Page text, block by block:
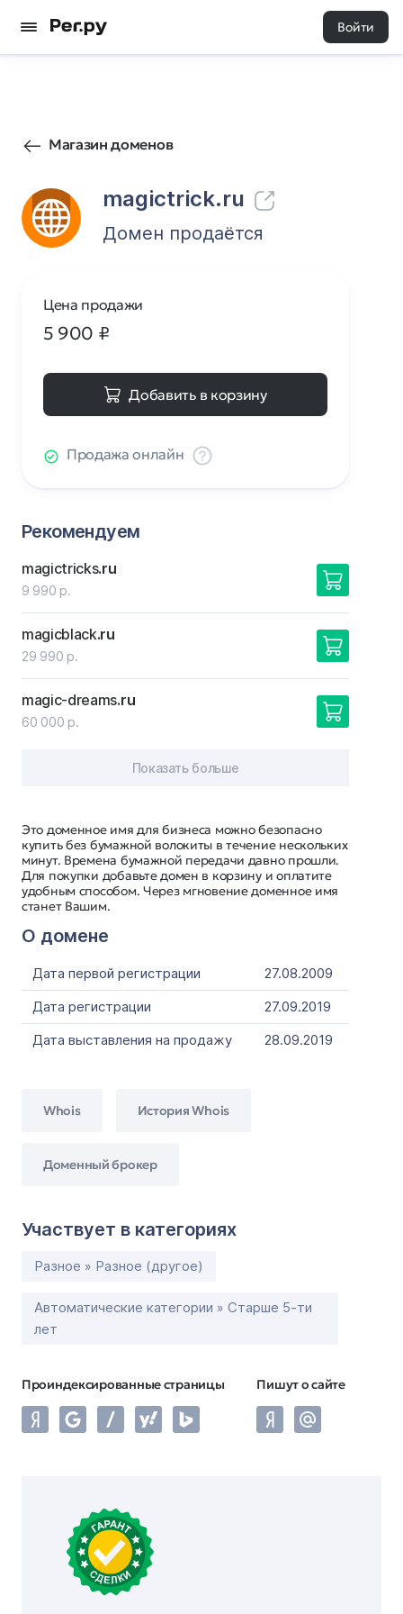
Войти
Магазин доменов
magictrick.ru
376 0
Домен продаётся
Это доменное имя для бизнеса можно безопасно
купить без бумажной волокиты в течение нескольких
минут. Времена бумажной передачи давно прошли.
Для покупки добавьте домен в корзину и оплатите
удобным способом. Через мгновение доменное имя
станет Вашим.
О домене
Дата первой регистрации
27.08.2009
Дата регистрации
27.09.2019
Дата выставления на продажу
28.09.2019
Whois История Whois
Доменный брокер
Участвует в категориях
Разное » Разное (другое)
Автоматические категории » Старше 5-ти
лет
Проиндексированные страницы Пишут о сайте
Цена продажи
5 900 ₽
Добавить в корзину
Продажа онлайн
Рекомендуем
magictricks.ru
9 990 р.
magicblack.ru
29 990 р.
magic-dreams.ru
60 000 р.
Показать больше